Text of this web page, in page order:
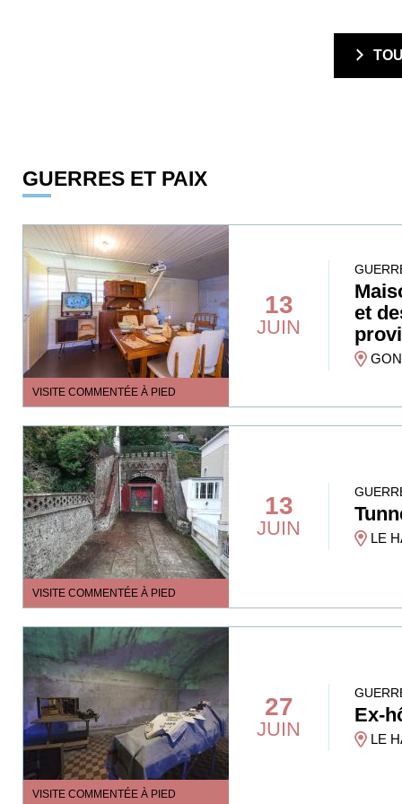
GUERRES ET PAIX
VISITE COMMENTÉE À PIED
13
JUIN
et
VISITE COMMENTÉE À PIED
13
JUIN LE
VISITE COMMENTÉE À PIED
27
JUIN
Ex-
LE